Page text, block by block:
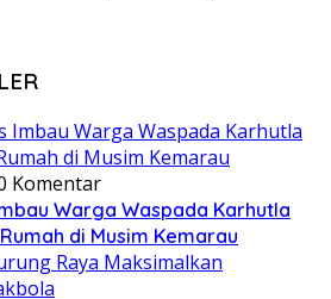
Komentar
Warga Waspada Karhutla
di Musim Kemarau